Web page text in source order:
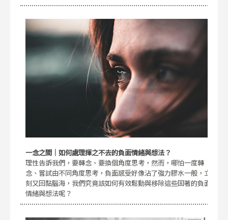
一念之間｜如何處理揮之不去的負面情緒與想法？
理性告訴我們，要轉念、要換個角度思考，然而，哪怕一度轉
念、嘗試由不同角度思考，負面感受好像沾了強力膠水一般，立
刻又回黏腦海，我們究竟該如何有效鬆動與移除這些固著的負面
情緒與想法呢？